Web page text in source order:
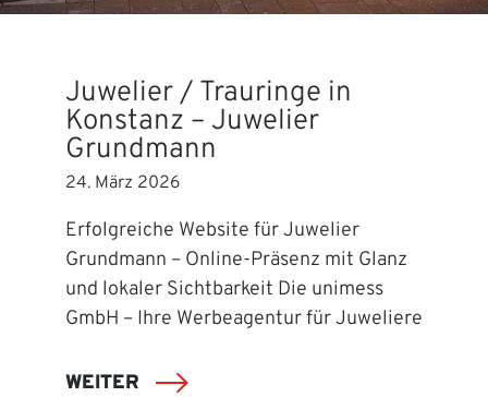
Juwelier / Trauringe in
Konstanz – Juwelier
Grundmann
24. März 2026
Erfolgreiche Website für Juwelier
Grundmann – Online-Präsenz mit Glanz
und lokaler Sichtbarkeit Die unimess
GmbH – Ihre Werbeagentur für Juweliere
WEITER